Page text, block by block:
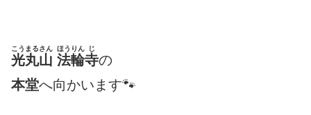
光丸山
こうまるさん
法輪
ほうりん
寺
じ
の
本堂へ向かいます🐾